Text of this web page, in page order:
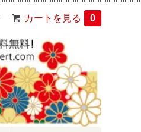
カートを見る 0